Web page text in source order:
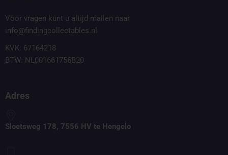
Voor vragen kunt u altijd mailen naar
info@findingcollectables.nl
KVK: 67164218
BTW: NL001661756B20
Adres
Sloetsweg 178, 7556 HV te Hengelo